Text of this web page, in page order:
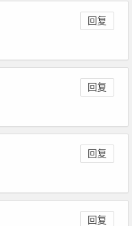
回复
回复
回复
回复